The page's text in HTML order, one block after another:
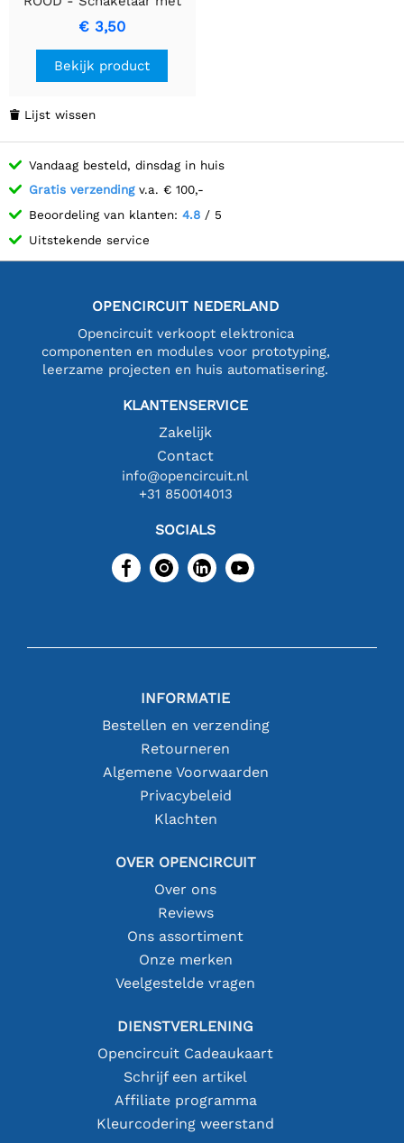
Momentane Actie
€ 3,50
Bekijk product
 Lijst wissen
Vandaag besteld, dinsdag in huis
Gratis verzendingv.a. € 100,-
Beoordeling van klanten: 4.8 / 5
Uitstekende service
OPENCIRCUIT NEDERLAND
Opencircuit verkoopt elektronica
componenten en modules voor prototyping,
leerzame projecten en huis automatisering.
KLANTENSERVICE
Zakelijk
Contact
info@opencircuit.nl
+31 850014013
SOCIALS
INFORMATIE
Bestellen en verzending
Retourneren
Algemene Voorwaarden
Privacybeleid
Klachten
OVER OPENCIRCUIT
Over ons
Reviews
Ons assortiment
Onze merken
Veelgestelde vragen
DIENSTVERLENING
Opencircuit Cadeaukaart
Schrijf een artikel
Affiliate programma
Kleurcodering weerstand